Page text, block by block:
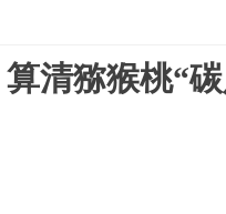
算清猕猴桃“